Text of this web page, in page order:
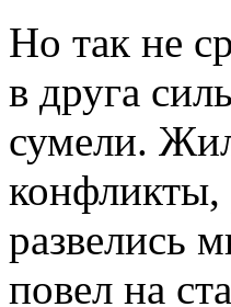
Но так не
в друга
сумели.
конфликты,
развелись
повел на